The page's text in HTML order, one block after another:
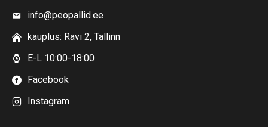
info@peopallid.ee
kauplus: Ravi 2, Tallinn
E-L 10:00-18:00
Facebook
Instagram